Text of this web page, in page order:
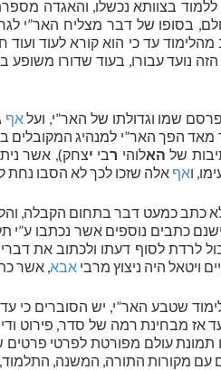
ללמוד בצוותא נכשלו, והאגדה
בסופו של דבר מצליח האר”י
עד כי הוא קורא לעוד ועוד
הזה נועד עבורו, בעוד שדורו
שמו וגדולתו של האר”י, ועלאף
מאד הפך האר”י למנהיג המקובלים
של האלוהי רבי יצחק), אשר
ואף אלה שזכו לכך לא הסבו נחת
כתב כמעט דבר בתחום הקבלה,
כתבים נוספים אשר נכתבו ע”י
לרדת לסוף דעתו ולכתוב את
ויטאל היה ניצוץ מרבי אבא, אשר
שטבע האר”י, יש הסוברים כי
אז מבחינת רמה של סדר, פירוט
תמונת עולם מפורטת לפרטי
עם מקורות התורה, המשנה,